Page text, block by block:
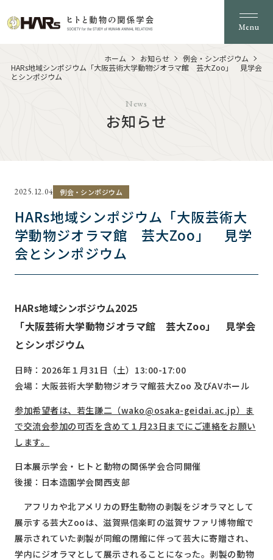
Menu
ホーム お知らせ
例会・シンポジウム
HARs地域シンポジウム「大阪芸術大学動物ジオラマ館 芸大Zoo」 見学会
とシンポジウム
News
お知らせ
2025.12.04 例会・シンポジウム
HARs地域シンポジウム「大阪芸術大
学動物ジオラマ館 芸大Zoo」 見学
会とシンポジウム
HARs地域シンポジウム2025
「大阪芸術大学動物ジオラマ館 芸大Zoo」 見学会
とシンポジウム
日時： 2026年１月31 日（土） 13:00-17:00
会場：大阪芸術大学動物ジオラマ館芸大Zoo 及びAVホール
参加希望者は、若生謙二（wako@osaka-geidai.ac.jp）ま
で交流会参加の可否を含めて１月23日までにご連絡をお願い
します。
日本展示学会・ヒトと動物の関係学会合同開催
後援：日本造園学会関西支部
アフリカや北アメリカの野生動物の剥製をジオラマとして
展示する芸大Zooは、滋賀県信楽町の滋賀サファリ博物館で
展示されていた剥製が同館の閉館に伴って芸大に寄贈され、
学内にジオラマとして展示されることになった。剥製の動物